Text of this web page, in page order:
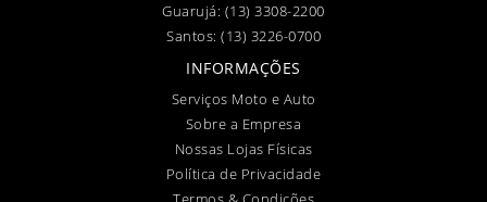
Guarujá: (13) 3308-2200
Santos: (13) 3226-0700
INFORMAÇÕES
Serviços Moto e Auto
Sobre a Empresa
Nossas Lojas Físicas
Política de Privacidade